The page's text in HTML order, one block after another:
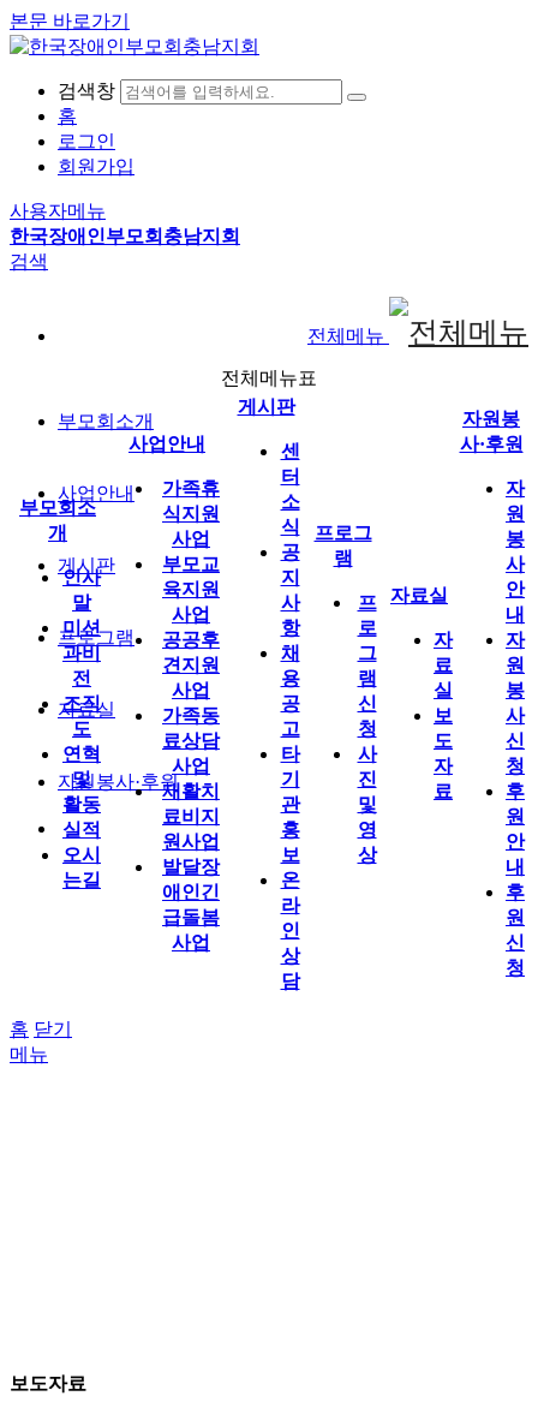
본문 바로가기
검색창
홈
로그인
회원가입
사용자메뉴
한국장애인부모회충남지회
검색
전체메뉴
부모회소개
사업안내
게시판
프로그램
자료실
자원봉사·후원
전체메뉴표
부모회소
개
인사
말
미션
과비
전
조직
도
연혁
및
활동
실적
오시
는길
사업안내
가족휴
식지원
사업
부모교
육지원
사업
공공후
견지원
사업
가족동
료상담
사업
재활치
료비지
원사업
발달장
애인긴
급돌봄
사업
게시판
센
터
소
식
공
지
사
항
채
용
공
고
타
기
관
홍
보
온
라
인
상
담
프로그
램
프
로
그
램
신
청
사
진
및
영
상
자료실
자
료
실
보
도
자
료
자원봉
사·후원
자
원
봉
사
안
내
자
원
봉
사
신
청
후
원
안
내
후
원
신
청
홈 닫기
메뉴
보도자료